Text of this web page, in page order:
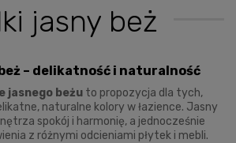
jasny beż
– delikatność i naturalność
jasnego beżu to propozycja dla tych,
naturalne kolory w łazience. Jasny
spokój i harmonię, a jednocześnie
z różnymi odcieniami płytek i mebli.